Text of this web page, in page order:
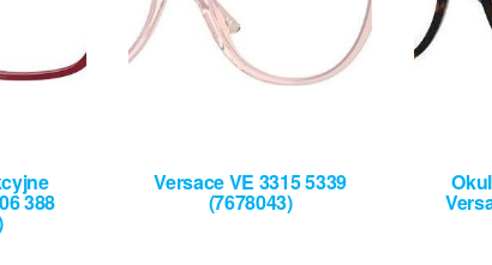
388
Versace VE 3315 5339
(7678043)